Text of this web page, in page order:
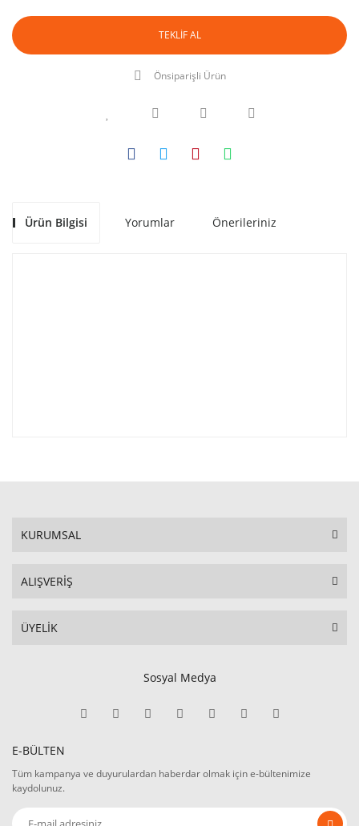
TEKLİF AL
Önsiparişli Ürün
Ürün Bilgisi Yorumlar Önerileriniz
KURUMSAL
ALIŞVERİŞ
ÜYELİK
Sosyal Medya
E-BÜLTEN
Tüm kampanya ve duyurulardan haberdar olmak için e-bültenimize
kaydolunuz.